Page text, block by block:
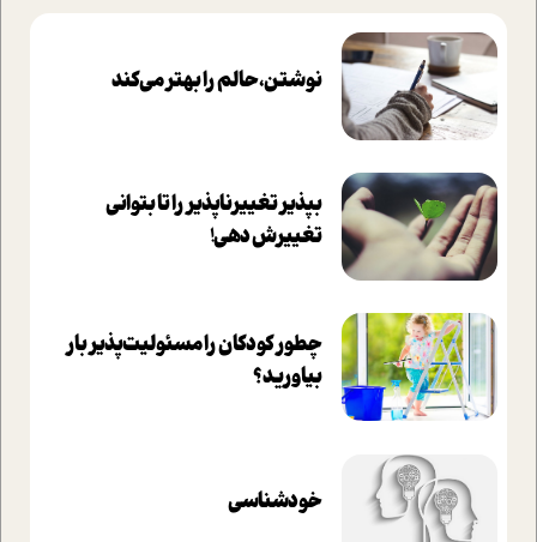
نوشتن، حالم را بهتر می‌کند
بپذير تغييرناپذير را تا بتواني
تغييرش دهي!‏
چطور کودکان را مسئولیت‌پذیر بار
بیاورید؟
خودشناسی